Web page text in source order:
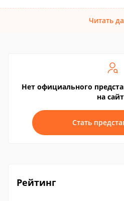
Читать
Нет официального
на
Стать
Рейтинг